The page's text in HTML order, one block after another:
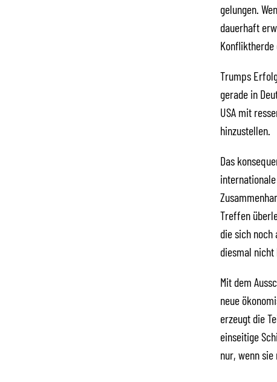
gelungen.
dauerhaft
Konfliktherde
Trumps
gerade in
USA mit
hinzustellen.
Das
Treffen
die sich noch
diesmal
Mit dem
neue
erzeugt die
einseitige
nur, wenn sie